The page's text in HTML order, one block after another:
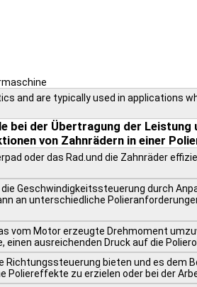
and are typically used in applications
bei der Übertragung der
von Zahnrädern in einer
oder das Rad.und die Zahnräder
Geschwindigkeitssteuerung durch
an unterschiedliche
vom Motor erzeugte Drehmoment
ausreichenden Druck auf die
Richtungssteuerung bieten und es dem
zu erzielen oder bei der